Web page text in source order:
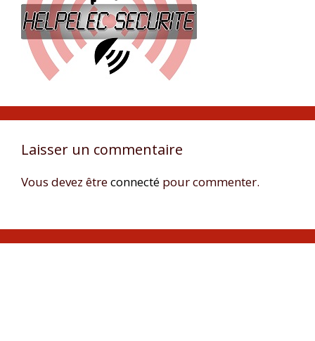
Laisser un commentaire
Vous devez êtreconnecté pour commenter.